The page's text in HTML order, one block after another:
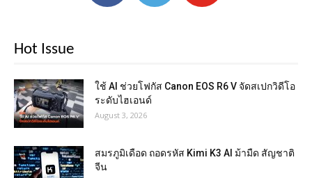
Hot Issue
ใช้ AI ช่วยโฟกัส Canon EOS R6 V จัดสเปกวิดีโอ
ระดับไฮเอนด์
August 3, 2026
สมรภูมิเดือด ถอดรหัส Kimi K3 AI ม้ามืด สัญชาติ
จีน